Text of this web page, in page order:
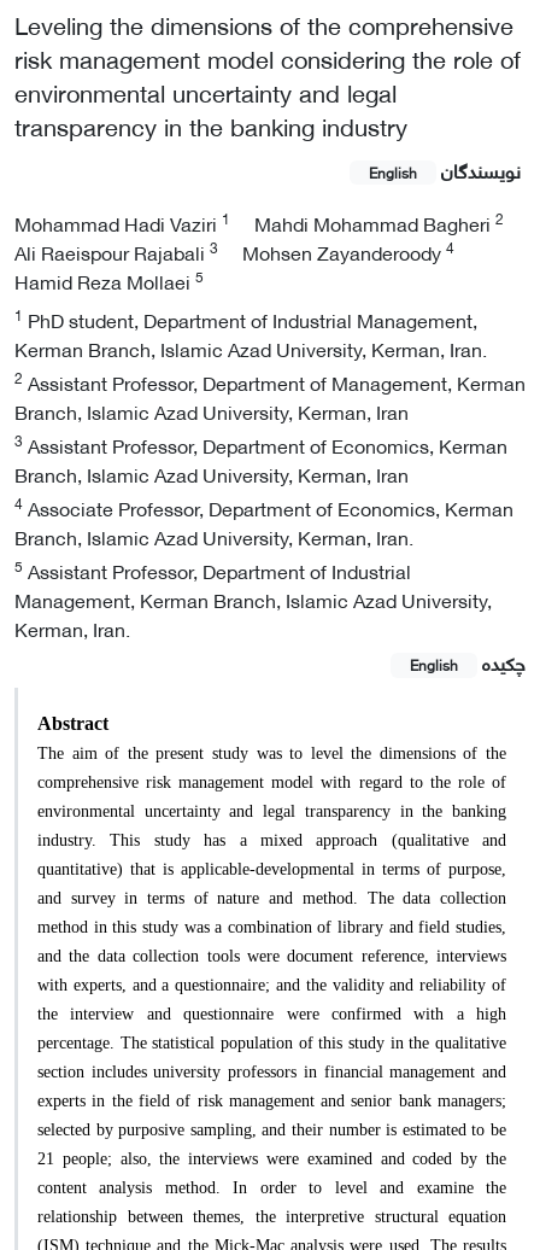
Leveling the dimensions of the comprehensive
risk management model considering the role of
environmental uncertainty and legal
transparency in the banking industry
نویسندگان English
Mohammad Hadi Vaziri 1 Mahdi Mohammad Bagheri 2
Ali Raeispour Rajabali 3 Mohsen Zayanderoody4
Hamid Reza Mollaei 5
1 PhD student, Department of Industrial Management,
Kerman Branch, Islamic Azad University, Kerman, Iran.
2 Assistant Professor, Department of Management, Kerman
Branch, Islamic Azad University, Kerman, Iran
3 Assistant Professor, Department of Economics, Kerman
Branch, Islamic Azad University, Kerman, Iran
4Associate Professor, Department of Economics, Kerman
Branch, Islamic Azad University, Kerman, Iran.
5 Assistant Professor, Department of Industrial
Management, Kerman Branch, Islamic Azad University,
Kerman, Iran.
چکیده
English
Abstract
The aim of the present study was to level the dimensions of the
comprehensive risk management model with regard to the role of
environmental uncertainty and legal transparency in the banking
industry. This study has a mixed approach (qualitative and
quantitative) that is applicable-developmental in terms of purpose,
and survey in terms of nature and method. The data collection
method in this study was a combination of library and field studies,
and the data collection tools were document reference, interviews
with experts, and a questionnaire; and the validity and reliability of
the interview and questionnaire were confirmed with a high
percentage. The statistical population of this study in the qualitative
section includes university professors in financial management and
experts in the field of risk management and senior bank managers;
selected by purposive sampling, and their number is estimated to be
21 people; also, the interviews were examined and coded by the
content analysis method. In order to level and examine the
relationship between themes, the interpretive structural equation
(ISM) technique and the Mick-Mac analysis were used. The results